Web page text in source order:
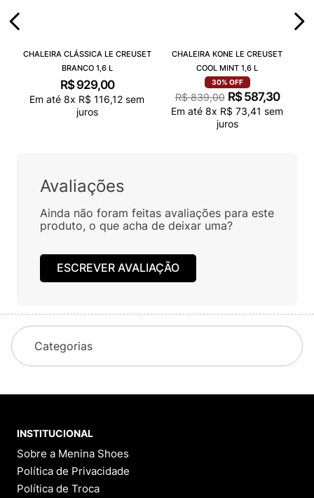
CHALEIRA CLÁSSICA LE CREUSET
BRANCO 1,6 L
R$ 929,00
Em até 8x R$ 116,12 sem
juros
CHALEIRA KONE LE CREUSET
COOL MINT 1,6 L
30% OFF
R$ 839,00 R$ 587,30
Em até 8x R$ 73,41 sem
juros
Avaliações
Ainda não foram feitas avaliações para este
produto, o que acha de deixar uma?
ESCREVER AVALIAÇÃO
Categorias
INSTITUCIONAL
Sobre a Menina Shoes
Política de Privacidade
Política de Troca